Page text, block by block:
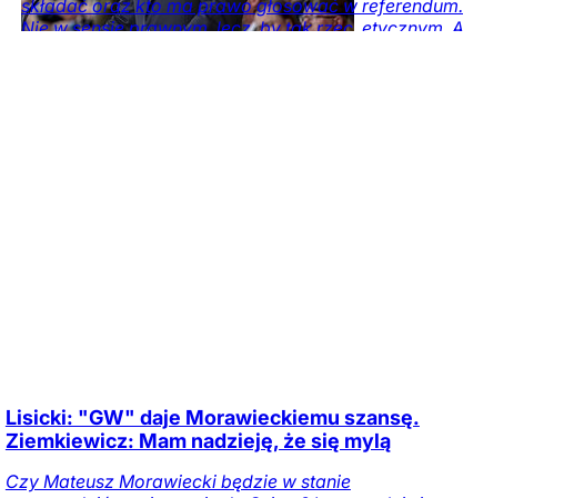
składać oraz kto ma prawo głosować w referendum.
Nie w sensie prawnym, lecz, by tak rzec, etycznym. A
Lisicki: "GW" daje Morawieckiemu szansę.
Ziemkiewicz: Mam nadzieję, że się mylą
Czy Mateusz Morawiecki będzie w stanie